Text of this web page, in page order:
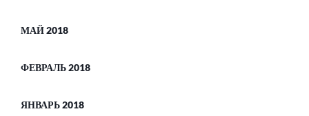
МАЙ 2018
ФЕВРАЛЬ 2018
ЯНВАРЬ 2018